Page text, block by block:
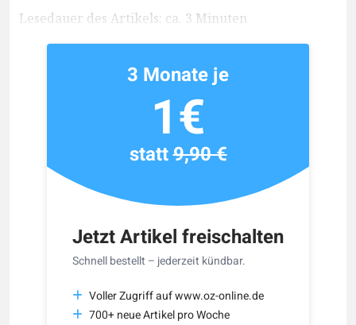
Lesedauer des Artikels: ca. 3 Minuten
Jetzt Artikel freischalten
Schnell bestellt – jederzeit kündbar.
Voller Zugriff auf www.oz-online.de
700+ neue Artikel pro Woche
3 Monate je
1€
statt9,90 €